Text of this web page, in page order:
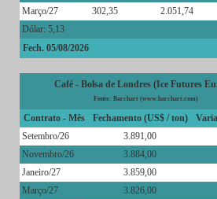
Março/27
302,35 2.051,74
Dólar: 5,13
Fech. 05/08/2026
Café - Bolsa de Londres (Ice Futures
Fonte: Barchart (www.barchart.com)
Contrato - Mês Fechamento (US$ / ton)
Setembro/26
3.891,00
Novembro/26
3.884,00
Janeiro/27
3.859,00
Março/27
3.826,00